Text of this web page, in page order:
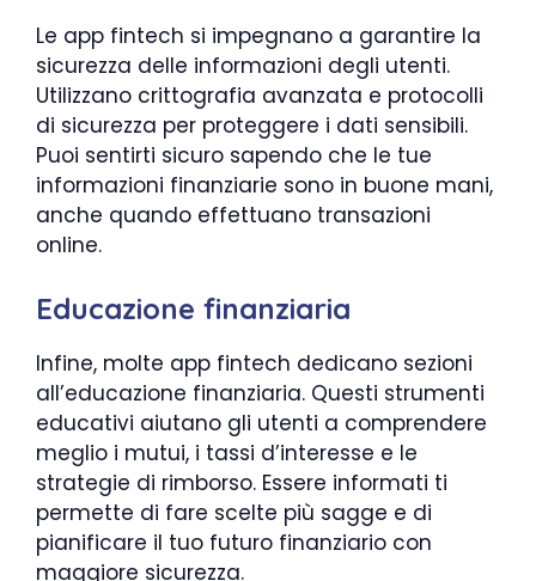
Le app fintech si impegnano a garantire la
sicurezza delle informazioni degli utenti.
Utilizzano crittografia avanzata e protocolli
di sicurezza per proteggere i dati sensibili.
Puoi sentirti sicuro sapendo che le tue
informazioni finanziarie sono in buone mani,
anche quando effettuano transazioni
online.
Educazione finanziaria
Infine, molte app fintech dedicano sezioni
all’educazione finanziaria. Questi strumenti
educativi aiutano gli utenti a comprendere
meglio i mutui, i tassi d’interesse e le
strategie di rimborso. Essere informati ti
permette di fare scelte più sagge e di
pianificare il tuo futuro finanziario con
maggiore sicurezza.